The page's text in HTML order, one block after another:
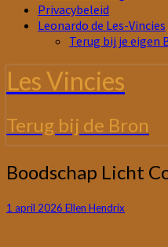
Privacybeleid
Leonardo de Les-Vincies
Terug bij je eigen
Les Vincies
Terug bij de Bron
Boodschap
Licht
Kaart
Boodschap Licht
1 april 2026 Ellen Hendrix